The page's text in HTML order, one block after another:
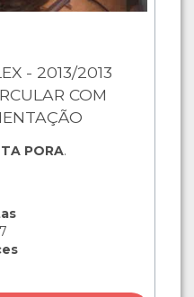
- 2013/2013
COM
PORA.